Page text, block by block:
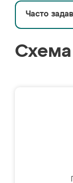
Часто